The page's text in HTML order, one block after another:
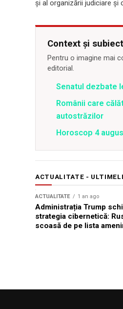
şi al organizării judiciare şi
Context și
Pentru o imagine mai
editorial.
Senatul dezbate
Românii care
autostrăzilor
Horoscop 4
ACTUALITATE -
ACTUALITATE 1 an ago
Administrația Trump
strategia cibernetică:
scoasă de pe lista